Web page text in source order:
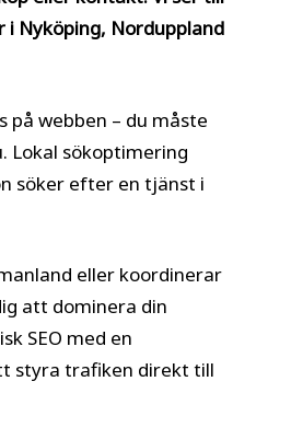
Nyköping, Norduppland
webben – du måste
Lokal sökoptimering
söker efter en tjänst i
eller koordinerar
att dominera din
SEO med en
styra trafiken direkt till